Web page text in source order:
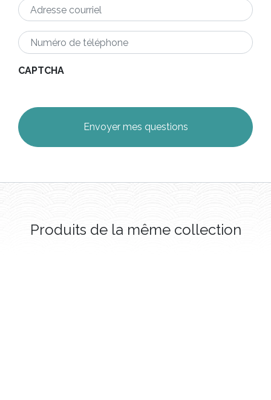
Adresse
courriel *
Numéro
de
CAPTCHA
Produits de la même collection